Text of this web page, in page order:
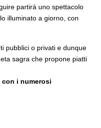
partirà uno spettacolo
illuminato a giorno, con
pubblici o privati e dunque
sagra che propone piatti
i numerosi